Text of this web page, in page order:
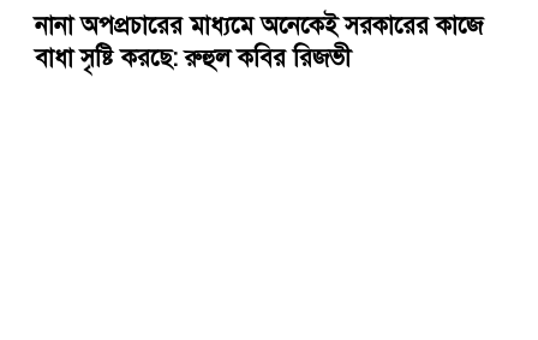
নানা অপপ্রচারের মাধ্যমে অনেকেই সরকারের কাজে
বাধা সৃষ্টি করছে: রুহুল কবির রিজভী